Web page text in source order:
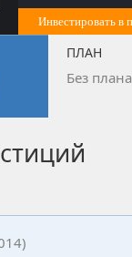
Инвестировать в
ПЛАН
Без плана